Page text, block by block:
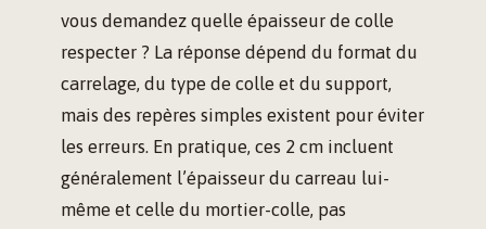
vous demandez quelle épaisseur de colle
respecter ? La réponse dépend du format du
carrelage, du type de colle et du support,
mais des repères simples existent pour éviter
les erreurs. En pratique, ces 2 cm incluent
généralement l’épaisseur du carreau lui-
même et celle du mortier-colle, pas